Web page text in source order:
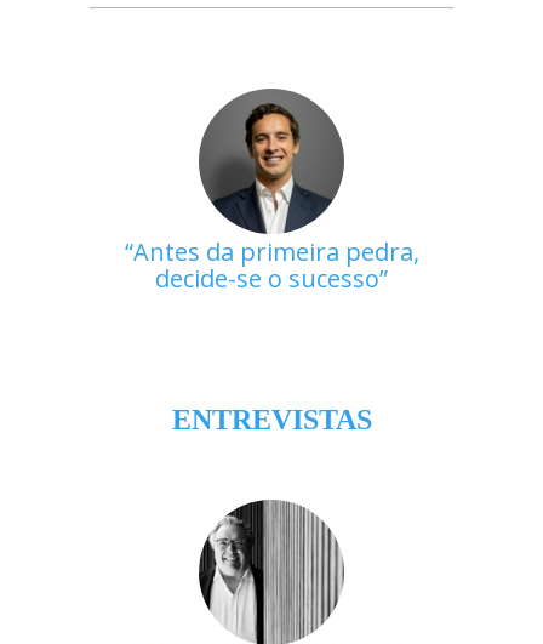
Antes da primeira pedra,
decide-se o sucesso
ENTREVISTAS